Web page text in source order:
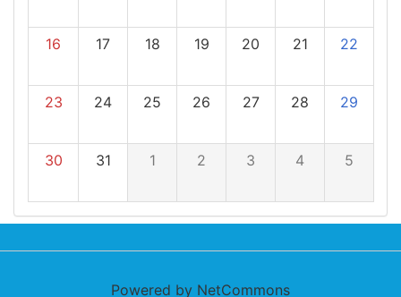
16 17 18 19 20 21 22
23 24 25 26 27 28 29
30 31 1 2 3 4 5
Powered by NetCommons